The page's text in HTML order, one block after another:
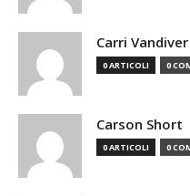
Carri Vandiver
0 ARTICOLI 0
Carson Short
0 ARTICOLI 0